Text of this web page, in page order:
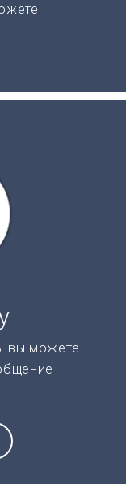
вы можете